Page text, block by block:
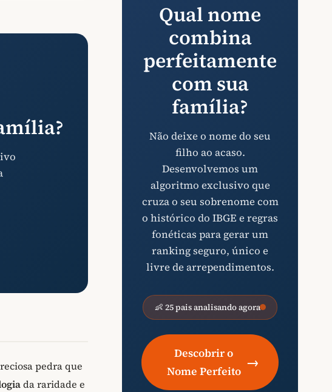
pedra que
da raridade e
Qual nome
combina
perfeitamente
com sua
família?
Não deixe o nome do seu
filho ao acaso.
Desenvolvemos um
algoritmo exclusivo que
cruza o seu sobrenome com
o histórico do IBGE e regras
fonéticas para gerar um
ranking seguro, único e
livre de arrependimentos.
👶 25 pais analisando agora
Descobrir o
Nome Perfeito
→